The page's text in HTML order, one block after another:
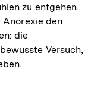
zu entgehen.
Anorexie den
die
Versuch,